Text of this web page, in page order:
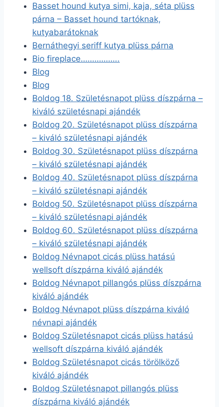
Basset hound kutya simi, kaja, séta plüss
párna – Basset hound tartóknak,
kutyabarátoknak
Bernáthegyi seriff kutya plüss párna
Bio fireplace……………..
Blog
Blog
Boldog 18. Születésnapot plüss díszpárna –
kiváló születésnapi ajándék
Boldog 20. Születésnapot plüss díszpárna
– kiváló születésnapi ajándék
Boldog 30. Születésnapot plüss díszpárna
– kiváló születésnapi ajándék
Boldog 40. Születésnapot plüss díszpárna
– kiváló születésnapi ajándék
Boldog 50. Születésnapot plüss díszpárna
– kiváló születésnapi ajándék
Boldog 60. Születésnapot plüss díszpárna
– kiváló születésnapi ajándék
Boldog Névnapot cicás plüss hatású
wellsoft díszpárna kiváló ajándék
Boldog Névnapot pillangós plüss díszpárna
kiváló ajándék
Boldog Névnapot plüss díszpárna kiváló
névnapi ajándék
Boldog Születésnapot cicás plüss hatású
wellsoft díszpárna kiváló ajándék
Boldog Születésnapot cicás törölköző
kiváló ajándék
Boldog Születésnapot pillangós plüss
díszpárna kiváló ajándék